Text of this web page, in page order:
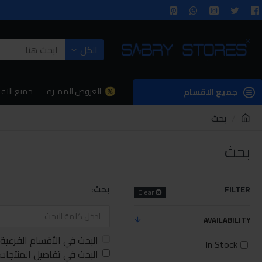
الكل
جميع الاقسام العروض المميزه جميع
بحث
بحث
FILTER
Clear
AVAILABILITY
In Stock
بحث:
البحث في الأقسام الفرعية
البحث في تفاصيل